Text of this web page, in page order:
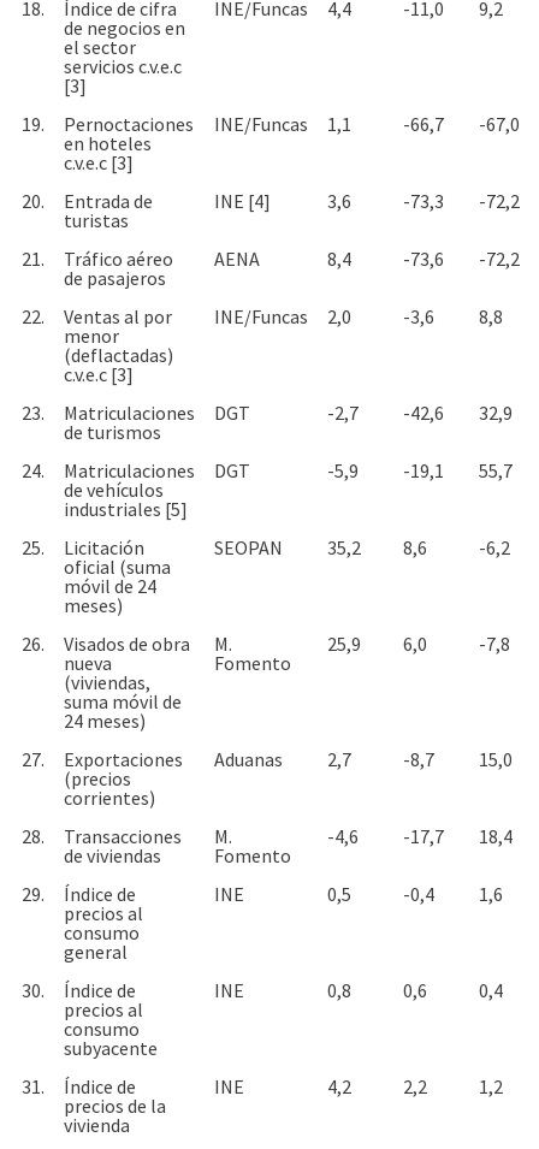
18.
Índice de cifra
de negocios en
el sector
servicios c.v.e.c
[3]
INE/Funcas 4,4 -11,0 9,2
19.
Pernoctaciones
en hoteles
c.v.e.c [3]
INE/Funcas 1,1 -66,7 -67,0
20.
Entrada de
turistas
INE [4] 3,6 -73,3 -72,2
21.
Tráfico aéreo
de pasajeros
AENA 8,4 -73,6 -72,2
22.
Ventas al por
menor
(deflactadas)
c.v.e.c [3]
INE/Funcas 2,0 -3,6 8,8
23.
Matriculaciones
de turismos
DGT -2,7 -42,6 32,9
24.
Matriculaciones
de vehículos
industriales [5]
DGT -5,9 -19,1 55,7
25.
Licitación
oficial (suma
móvil de 24
meses)
SEOPAN 35,2 8,6 -6,2
26.
Visados de obra
nueva
(viviendas,
suma móvil de
24 meses)
M.
Fomento
25,9 6,0 -7,8
27.
Exportaciones
(precios
corrientes)
Aduanas 2,7 -8,7 15,0
28.
Transacciones
de viviendas
M.
Fomento
-4,6 -17,7 18,4
29.
Índice de
precios al
consumo
general
INE 0,5 -0,4 1,6
30.
Índice de
precios al
consumo
subyacente
INE 0,8 0,6 0,4
31.
Índice de
precios de la
vivienda
INE 4,2 2,2 1,2